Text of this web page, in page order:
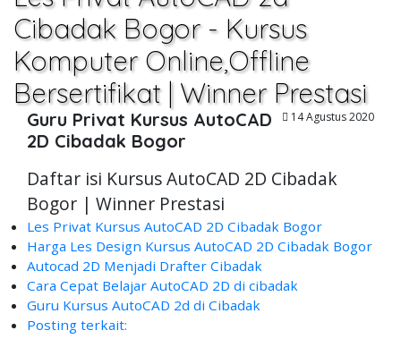
Cibadak Bogor - Kursus
Komputer Online,Offline
Bersertifikat | Winner Prestasi
14 Agustus 2020
Guru Privat Kursus AutoCAD
2D Cibadak Bogor
Daftar isi Kursus AutoCAD 2D Cibadak
Bogor | Winner Prestasi
Les Privat Kursus AutoCAD 2D Cibadak Bogor
Harga Les Design Kursus AutoCAD 2D Cibadak Bogor
Autocad 2D Menjadi Drafter Cibadak
Cara Cepat Belajar AutoCAD 2D di cibadak
Guru Kursus AutoCAD 2d di Cibadak
Posting terkait: